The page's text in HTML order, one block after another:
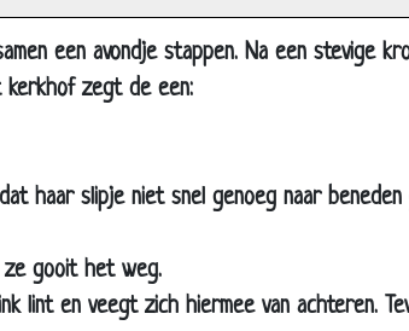
een avondje stappen. Na een stevige
kerkhof zegt de een:
haar slipje niet snel genoeg naar
ze gooit het weg.
lint en veegt zich hiermee van achteren.